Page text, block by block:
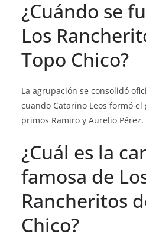
¿Cuándo se
Los
Topo Chico?
La agrupación se consolidó
cuando Catarino Leos formó
primos Ramiro y Aurelio Pérez.
¿Cuál es la
famosa de
Rancheritos
Chico?